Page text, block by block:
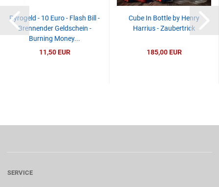
Pyrogeld - 10 Euro - Flash Bill -
Brennender Geldschein -
Burning Money...
11,50 EUR
Cube In Bottle by Henry
Harrius - Zaubertrick
185,00 EUR
SERVICE